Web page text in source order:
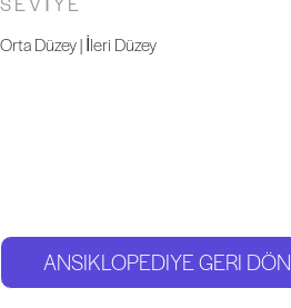
Orta Düzey | İleri Düzey
ANSIKLOPEDIYE GERI DÖN